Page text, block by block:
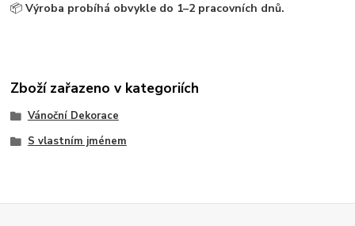
📦Výroba probíhá obvykle do 1–2 pracovních dnů.
Zboží zařazeno v kategoriích
Vánoční Dekorace
S vlastním jménem